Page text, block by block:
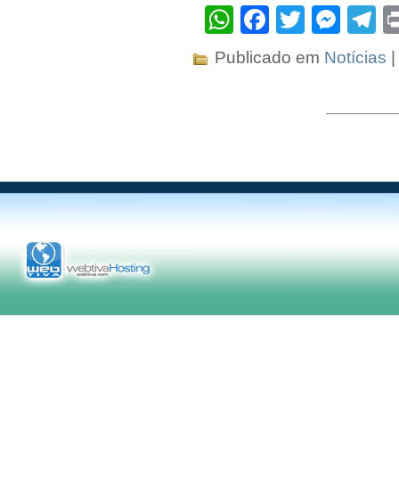
WhatsApp
Facebook
Twitter
Publicado em Notícias